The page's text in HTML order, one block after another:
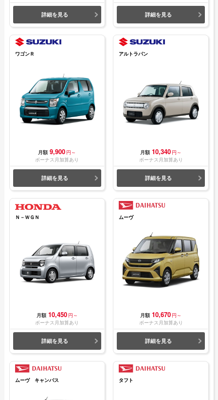
詳細を見る 詳細を見る
ワゴンＲ
月額 9,900 円～
ボーナス月加算あり
詳細を見る
アルトラパン
月額 10,340 円～
ボーナス月加算あり
詳細を見る
Ｎ－ＷＧＮ
月額 10,450 円～
ボーナス月加算あり
詳細を見る
ムーヴ
月額 10,670 円～
ボーナス月加算あり
詳細を見る
ムーヴ キャンバス タフト